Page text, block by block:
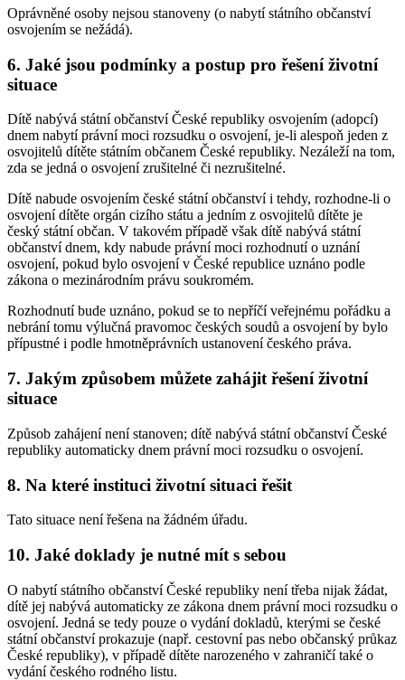
Oprávněné osoby nejsou stanoveny (o nabytí státního občanství
osvojením se nežádá).
6. Jaké jsou podmínky a postup pro řešení životní
situace
Dítě nabývá státní občanství České republiky osvojením (adopcí)
dnem nabytí právní moci rozsudku o osvojení, je-li alespoň jeden z
osvojitelů dítěte státním občanem České republiky. Nezáleží na tom,
zda se jedná o osvojení zrušitelné či nezrušitelné.
Dítě nabude osvojením české státní občanství i tehdy, rozhodne-li o
osvojení dítěte orgán cizího státu a jedním z osvojitelů dítěte je
český státní občan. V takovém případě však dítě nabývá státní
občanství dnem, kdy nabude právní moci rozhodnutí o uznání
osvojení, pokud bylo osvojení v České republice uznáno podle
zákona o mezinárodním právu soukromém.
Rozhodnutí bude uznáno, pokud se to nepříčí veřejnému pořádku a
nebrání tomu výlučná pravomoc českých soudů a osvojení by bylo
přípustné i podle hmotněprávních ustanovení českého práva.
7. Jakým způsobem můžete zahájit řešení životní
situace
Způsob zahájení není stanoven; dítě nabývá státní občanství České
republiky automaticky dnem právní moci rozsudku o osvojení.
8. Na které instituci životní situaci řešit
Tato situace není řešena na žádném úřadu.
10. Jaké doklady je nutné mít s sebou
O nabytí státního občanství České republiky není třeba nijak žádat,
dítě jej nabývá automaticky ze zákona dnem právní moci rozsudku o
osvojení. Jedná se tedy pouze o vydání dokladů, kterými se české
státní občanství prokazuje (např. cestovní pas nebo občanský průkaz
České republiky), v případě dítěte narozeného v zahraničí také o
vydání českého rodného listu.